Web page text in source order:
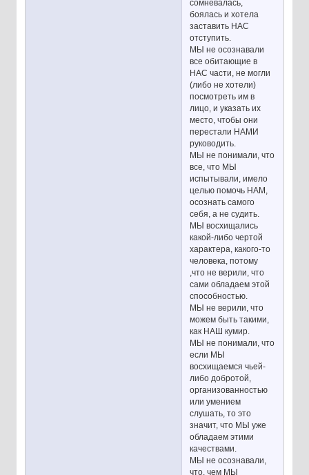
сомневалась,
боялась и хотела
заставить НАС
отступить.
МЫ не осознавали
все обитающие в
НАС части, не могли
(либо не хотели)
посмотреть им в
лицо, и указать их
место, чтобы они
перестали НАМИ
руководить.
МЫ не понимали, что
все, что МЫ
испытывали, имело
целью помочь НАМ,
осознать самого
себя, а не судить.
МЫ восхищались
какой-либо чертой
характера, какого-то
человека, потому
,что не верили, что
сами обладаем этой
способностью.
МЫ не верили, что
можем быть такими,
как НАШ кумир.
МЫ не понимали, что
если МЫ
восхищаемся чьей-
либо добротой,
организованностью
или умением
слушать, то это
значит, что МЫ уже
обладаем этими
качествами.
МЫ не осознавали,
что, чем МЫ